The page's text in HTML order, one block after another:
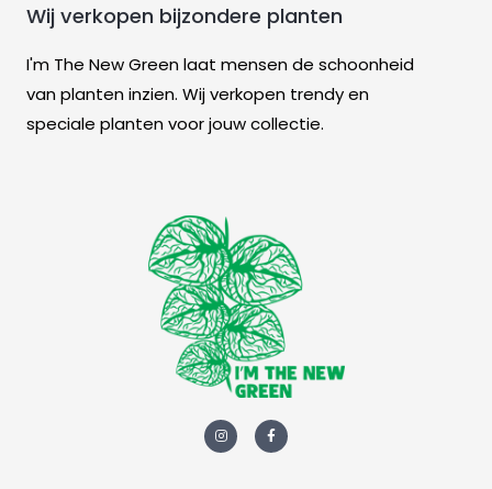
Wij verkopen bijzondere planten
I'm The New Green laat mensen de schoonheid
van planten inzien. Wij verkopen trendy en
speciale planten voor jouw collectie.